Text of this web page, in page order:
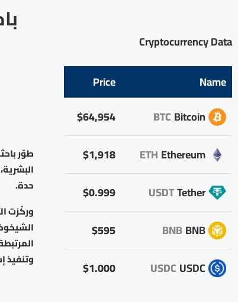
طوّر
حدة.
وركّزت
وتنفيذ
Cryptocurrency Data
Name
Price
Bitcoin
BTC
$64,954
Ethereum
ETH
$1,918
Tether
USDT
$0.999
BNB
BNB
$595
USDC
USDC
$1.000